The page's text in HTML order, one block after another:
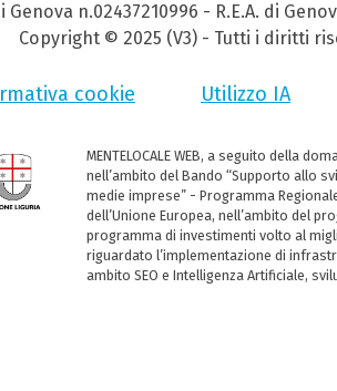
n.02437210996 - R.E.A. di
Copyright © 2025 (V3) - Tutti i diritti
cookie Utilizzo IA
MENTELOCALE WEB, a seguito della
nell’ambito del Bando “Supporto allo
medie imprese” - Programma
dell’Unione Europea, nell’ambito del
programma di investimenti volto al
riguardato l’implementazione di
ambito SEO e Intelligenza Artificiale,